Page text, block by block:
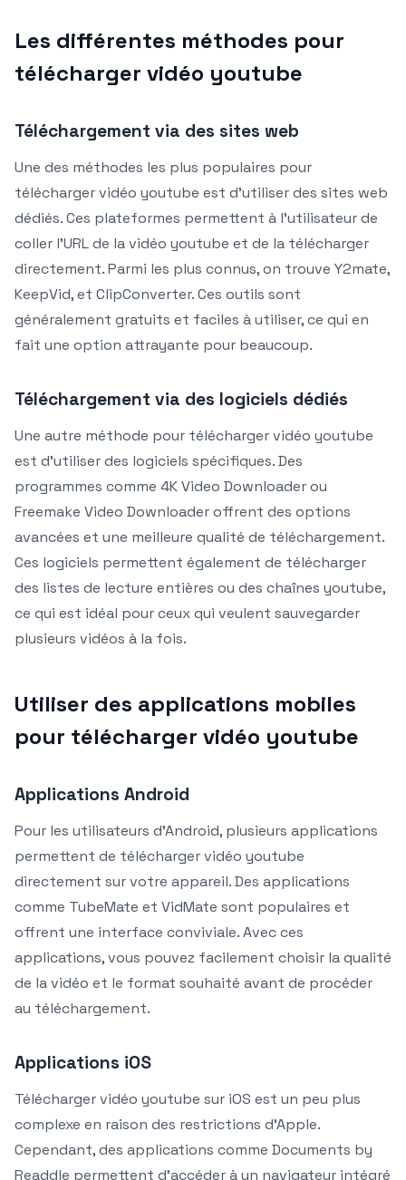
Les différentes méthodes pour
télécharger vidéo youtube
Téléchargement via des sites web
Une des méthodes les plus populaires pour
télécharger vidéo youtube est d’utiliser des sites web
dédiés. Ces plateformes permettent à l’utilisateur de
coller l’URL de la vidéo youtube et de la télécharger
directement. Parmi les plus connus, on trouve Y2mate,
KeepVid, et ClipConverter. Ces outils sont
généralement gratuits et faciles à utiliser, ce qui en
fait une option attrayante pour beaucoup.
Téléchargement via des logiciels dédiés
Une autre méthode pour télécharger vidéo youtube
est d’utiliser des logiciels spécifiques. Des
programmes comme 4K Video Downloader ou
Freemake Video Downloader offrent des options
avancées et une meilleure qualité de téléchargement.
Ces logiciels permettent également de télécharger
des listes de lecture entières ou des chaînes youtube,
ce qui est idéal pour ceux qui veulent sauvegarder
plusieurs vidéos à la fois.
Utiliser des applications mobiles
pour télécharger vidéo youtube
Applications Android
Pour les utilisateurs d’Android, plusieurs applications
permettent de télécharger vidéo youtube
directement sur votre appareil. Des applications
comme TubeMate et VidMate sont populaires et
offrent une interface conviviale. Avec ces
applications, vous pouvez facilement choisir la qualité
de la vidéo et le format souhaité avant de procéder
au téléchargement.
Applications iOS
Télécharger vidéo youtube sur iOS est un peu plus
complexe en raison des restrictions d’Apple.
Cependant, des applications comme Documents by
Readdle permettent d’accéder à un navigateur intégré